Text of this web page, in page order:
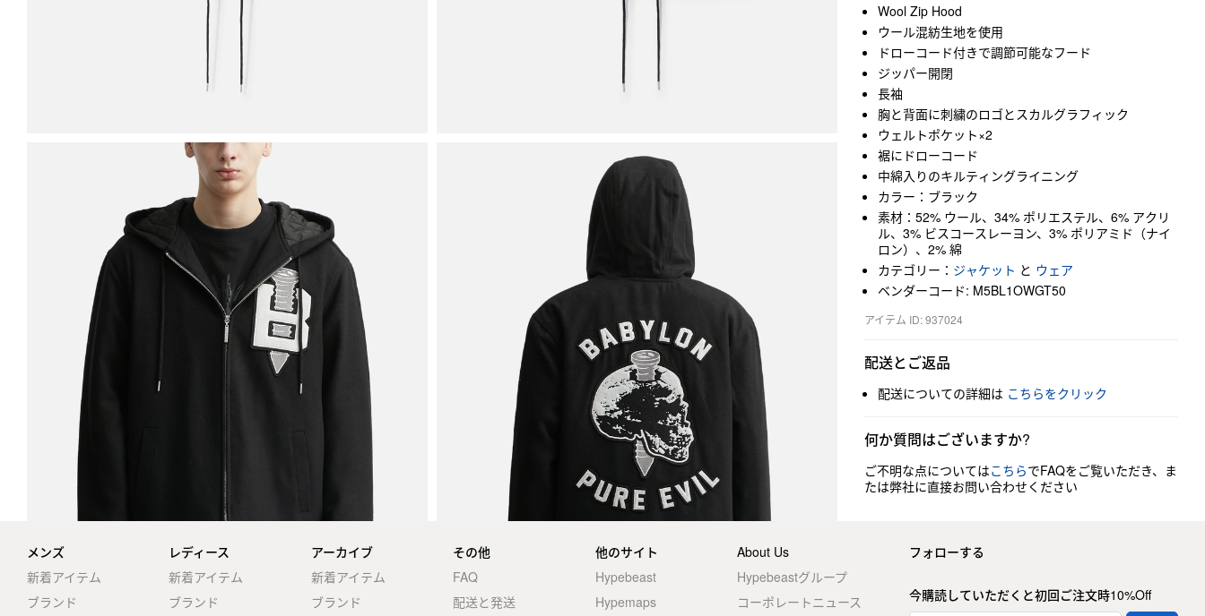
Wool Zip Hood
ウール混紡生地を使用
ドローコード付きで調節可能なフード
ジッパー開閉
長袖
胸と背面に刺繍のロゴとスカルグラフィック
ウェルトポケット×2
裾にドローコード
中綿入りのキルティングライニング
カラー：ブラック
素材：52% ウール、34% ポリエステル、6% アクリ
ル、3% ビスコースレーヨン、3% ポリアミド（ナイ
ロン）、2% 綿
カテゴリー： ジャケット と ウェア
ベンダーコード: M5BL1OWGT50
アイテム ID: 937024
配送とご返品
配送についての詳細は こちらをクリック
何か質問はございますか?
ご不明な点についてはこちらでFAQをご覧いただき、ま
たは弊社に直接お問い合わせください
メンズ
新着アイテム
ブランド
レディース
新着アイテム
ブランド
アーカイブ
新着アイテム
ブランド
その他
FAQ
配送と発送
他のサイト
Hypebeast
Hypemaps
About Us
Hypebeastグループ
コーポレートニュース
フォローする
今購読していただくと初回ご注文時10%Off